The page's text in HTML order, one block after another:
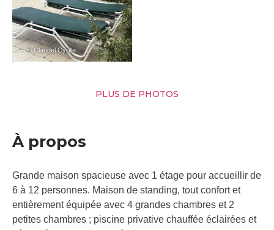
– © Claudel Cyrille
PLUS DE PHOTOS
À propos
Grande maison spacieuse avec 1 étage pour accueillir de
6 à 12 personnes. Maison de standing, tout confort et
entièrement équipée avec 4 grandes chambres et 2
petites chambres ; piscine privative chauffée éclairées et